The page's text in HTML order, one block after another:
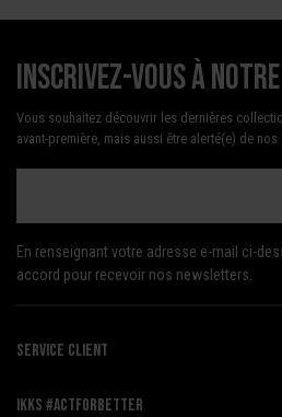
Inscrivez-vous à
Vous souhaitez découvrir les dernières
avant-première, mais aussi être alerté(e) de
En renseignant votre adresse e-mail ci-
accord pour recevoir nos newsletters.
SERVICE CLIENT
IKKS #ACTFORBETTER